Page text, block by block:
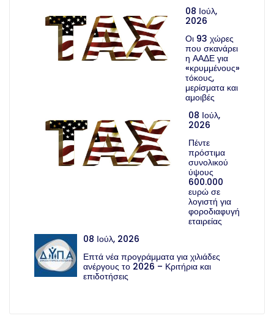
08 Ιούλ,
2026
Οι 93 χώρες
που σκανάρει
η ΑΑΔΕ για
«κρυμμένους»
τόκους,
μερίσματα και
αμοιβές
08 Ιούλ,
2026
Πέντε
πρόστιμα
συνολικού
ύψους
600.000
ευρώ σε
λογιστή για
φοροδιαφυγή
εταιρείας
08 Ιούλ, 2026
Επτά νέα προγράμματα για χιλιάδες
ανέργους το 2026 – Κριτήρια και
επιδοτήσεις